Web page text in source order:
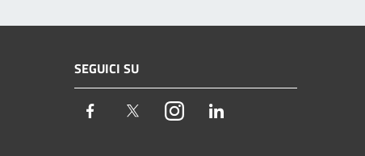
SEGUICI SU
Facebook TwitterInstagram